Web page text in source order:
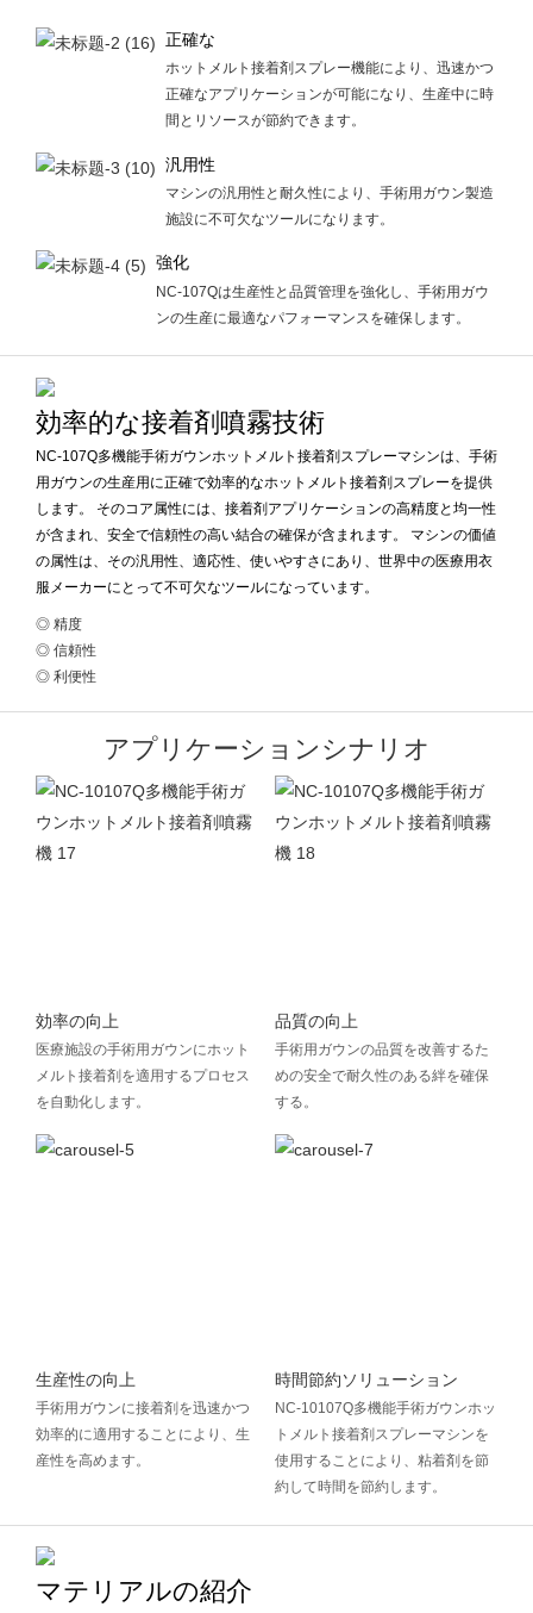
正確な
ホットメルト接着剤スプレー機能により、迅速かつ
正確なアプリケーションが可能になり、生産中に時
間とリソースが節約できます。
汎用性
マシンの汎用性と耐久性により、手術用ガウン製造
施設に不可欠なツールになります。
強化
NC-107Qは生産性と品質管理を強化し、手術用ガウ
ンの生産に最適なパフォーマンスを確保します。
効率的な接着剤噴霧技術
NC-107Q多機能手術ガウンホットメルト接着剤スプレーマシンは、手術
用ガウンの生産用に正確で効率的なホットメルト接着剤スプレーを提供
します。 そのコア属性には、接着剤アプリケーションの高精度と均一性
が含まれ、安全で信頼性の高い結合の確保が含まれます。 マシンの価値
の属性は、その汎用性、適応性、使いやすさにあり、世界中の医療用衣
服メーカーにとって不可欠なツールになっています。
◎ 精度
◎ 信頼性
◎ 利便性
アプリケーションシナリオ
効率の向上
医療施設の手術用ガウンにホット
メルト接着剤を適用するプロセス
を自動化します。
品質の向上
手術用ガウンの品質を改善するた
めの安全で耐久性のある絆を確保
する。
生産性の向上
手術用ガウンに接着剤を迅速かつ
効率的に適用することにより、生
産性を高めます。
時間節約ソリューション
NC-10107Q多機能手術ガウンホッ
トメルト接着剤スプレーマシンを
使用することにより、粘着剤を節
約して時間を節約します。
マテリアルの紹介